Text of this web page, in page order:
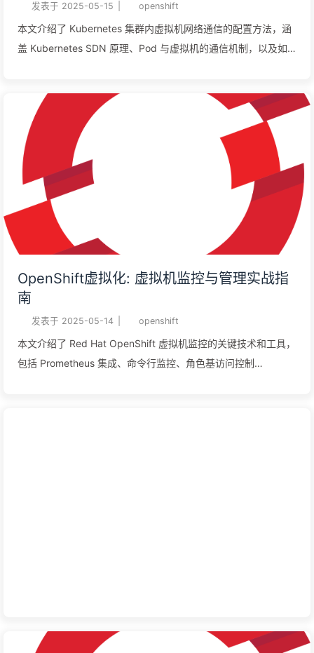
发表于 2025-05-15 openshift
本文介绍了 Kubernetes 集群内虚拟机网络通信的配置方法，涵
盖 Kubernetes SDN 原理、Pod 与虚拟机的通信机制，以及如
令行操作的具体步骤，助力读者掌握集群内虚拟机网络通信的配
置技巧。
OpenShift虚拟化: 虚拟机监控与管理实战指
南
发表于 2025-05-14 openshift
本文介绍了 Red Hat OpenShift 虚拟机监控的关键技术和工具，
包括 Prometheus 集成、命令行监控、角色基访问控制